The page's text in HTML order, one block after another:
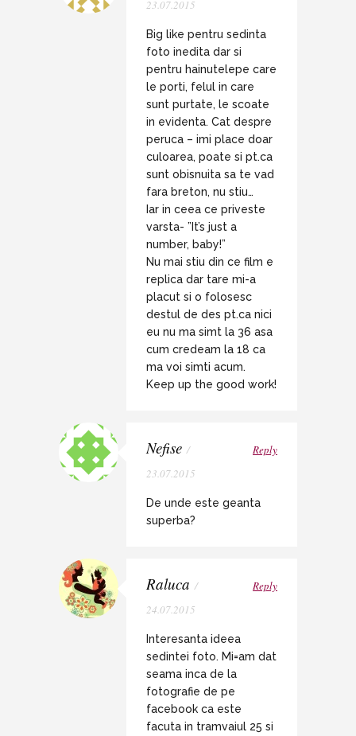
23.07.2015
Big like pentru sedinta
foto inedita dar si
pentru hainutelepe care
le porti, felul in care
sunt purtate, le scoate
in evidenta. Cat despre
peruca – imi place doar
culoarea, poate si pt.ca
sunt obisnuita sa te vad
fara breton, nu stiu…
Iar in ceea ce priveste
varsta- ”It’s just a
number, baby!”
Nu mai stiu din ce film e
replica dar tare mi-a
placut si o folosesc
destul de des pt.ca nici
eu nu ma simt la 36 asa
cum credeam la 18 ca
ma voi simti acum.
Keep up the good work!
Nefise /
23.07.2015
Reply
De unde este geanta
superba?
Raluca /
24.07.2015
Reply
Interesanta ideea
sedintei foto. Mi=am dat
seama inca de la
fotografie de pe
facebook ca este
facuta in tramvaiul 25 si